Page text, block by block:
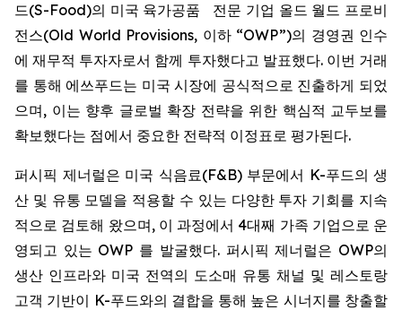
드(S-Food)의 미국 육가공품 전문 기업 올드 월드 프로비
전스(Old World Provisions, 이하 “OWP”)의 경영권 인수
에 재무적 투자자로서 함께 투자했다고 발표했다. 이번 거래
를 통해 에쓰푸드는 미국 시장에 공식적으로 진출하게 되었
으며, 이는 향후 글로벌 확장 전략을 위한 핵심적 교두보를
확보했다는 점에서 중요한 전략적 이정표로 평가된다.
퍼시픽 제너럴은 미국 식음료(F&B) 부문에서 K-푸드의 생
산 및 유통 모델을 적용할 수 있는 다양한 투자 기회를 지속
적으로 검토해 왔으며, 이 과정에서 4대째 가족 기업으로 운
영되고 있는 OWP 를 발굴했다. 퍼시픽 제너럴은 OWP의
생산 인프라와 미국 전역의 도소매 유통 채널 및 레스토랑
고객 기반이 K-푸드와의 결합을 통해 높은 시너지를 창출할